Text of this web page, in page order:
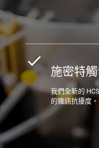
施密特
我們全新的
的雜訊抗擾度。